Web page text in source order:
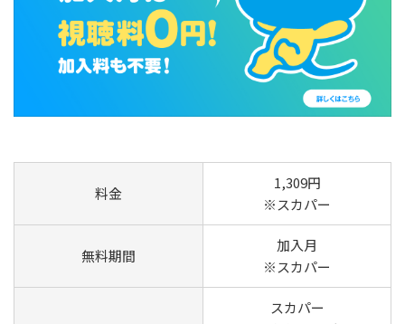
料金
1,309円
※スカパー
無料期間
加入月
※スカパー
スカパー